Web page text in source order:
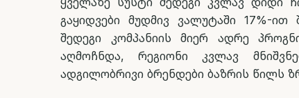
გაყიდვები მუდმივ ვალუტაში 17%-
შედეგი კომპანიის მიერ ადრე
აღმოჩნდა, რეგიონი კვლავ
ადგილობრივი ბრენდები ბაზრის წილს